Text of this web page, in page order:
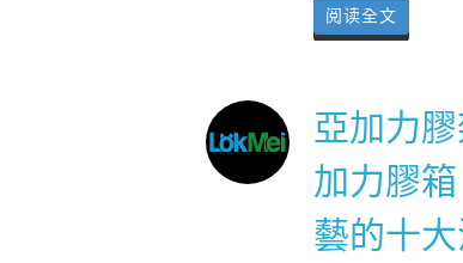
阅读全文
亞加力
加力膠
藝的十